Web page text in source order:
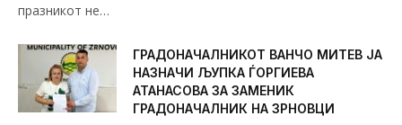
празникот не…
ГРАДОНАЧАЛНИКОТ ВАНЧО МИТЕВ ЈА
НАЗНАЧИ ЉУПКА ЃОРГИЕВА
АТАНАСОВА ЗА ЗАМЕНИК
ГРАДОНАЧАЛНИК НА ЗРНОВЦИ